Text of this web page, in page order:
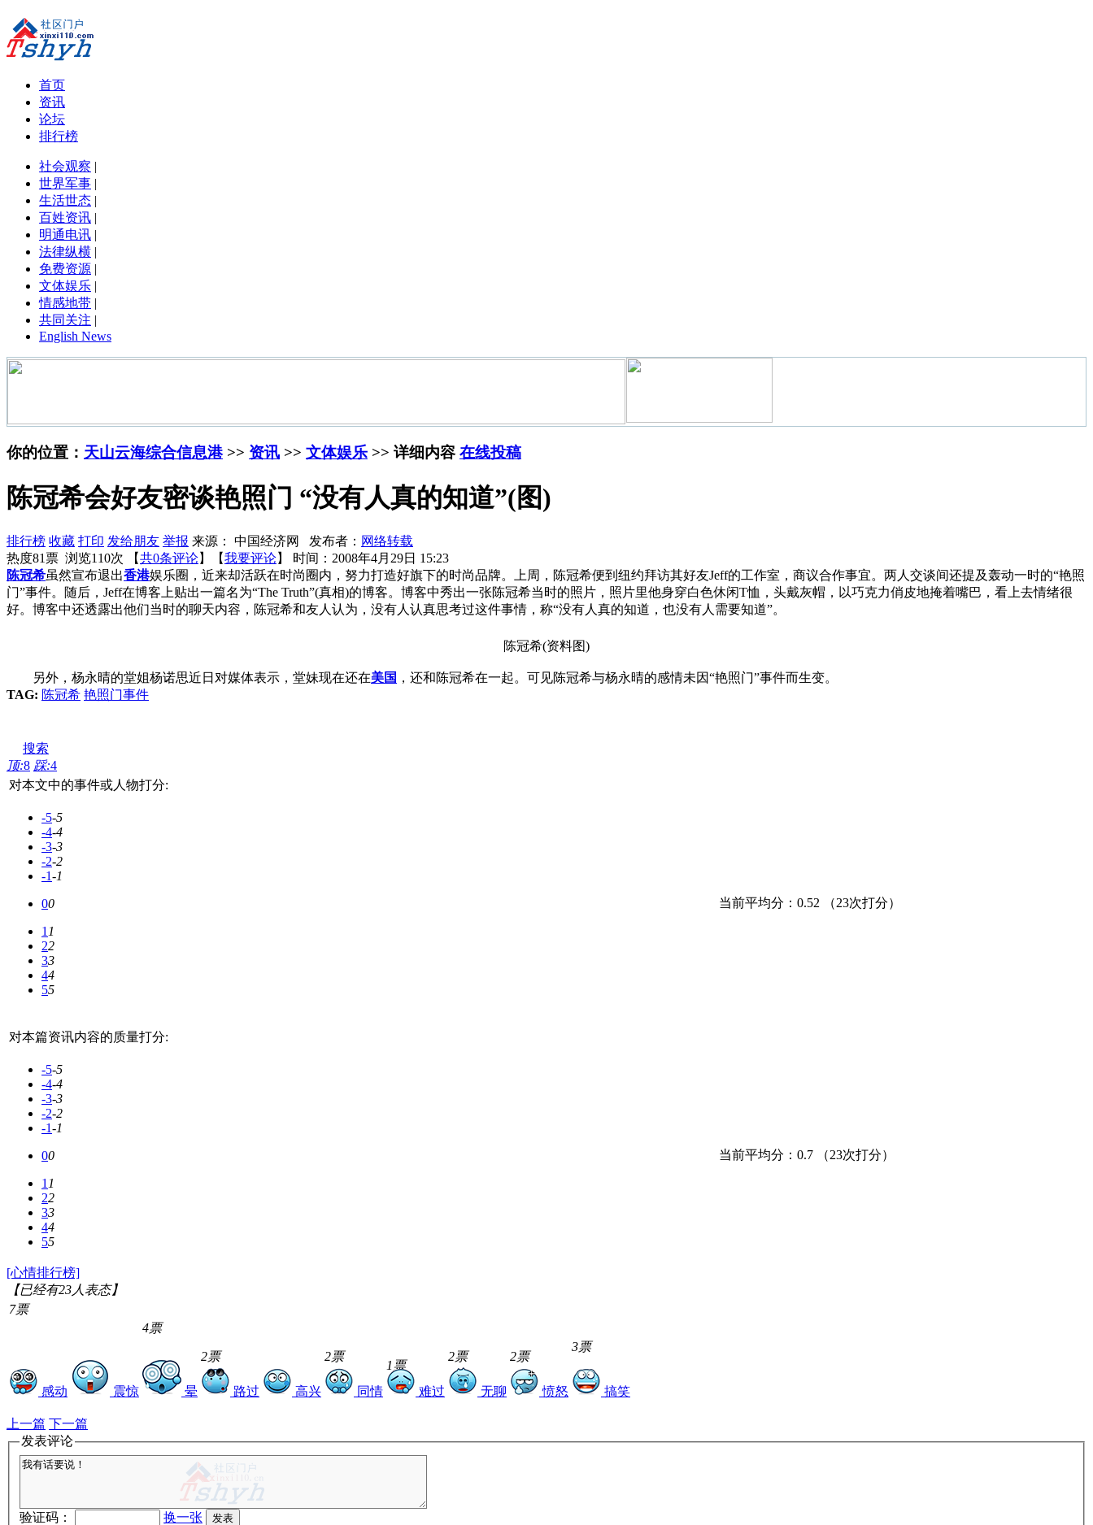
首页
资讯
论坛
排行榜
社会观察 |
世界军事 |
生活世态 |
百姓资讯 |
明通电讯 |
法律纵横 |
免费资源 |
文体娱乐 |
情感地带 |
共同关注 |
English News
你的位置： 天山云海综合信息港>> 资讯 >> 文体娱乐 >> 详细内容 在线投稿
陈冠希会好友密谈艳照门 “没有人真的知道”(图)
排行榜 收藏 打印 发给朋友 举报 来源： 中国经济网 发布者： 网络转载
热度81票 浏览110次 【共0条评论】【我要评论】 时间：2008年4月29日 15:23
陈冠希虽然宣布退出香港娱乐圈，近来却活跃在时尚圈内，努力打造好旗下的时尚品牌。上周，陈冠希便到纽约拜访其好友Jeff的工作室，商议合作事宜。两人交谈间还提及轰动一时的“艳照
门”事件。随后，Jeff在博客上贴出一篇名为“The Truth”(真相)的博客。博客中秀出一张陈冠希当时的照片，照片里他身穿白色休闲T恤，头戴灰帽，以巧克力俏皮地掩着嘴巴，看上去情绪很
好。博客中还透露出他们当时的聊天内容，陈冠希和友人认为，没有人认真思考过这件事情，称“没有人真的知道，也没有人需要知道”。
陈冠希(资料图)
另外，杨永晴的堂姐杨诺思近日对媒体表示，堂妹现在还在美国 ，还和陈冠希在一起。可见陈冠希与杨永晴的感情未因“艳照门”事件而生变。
TAG: 陈冠希 艳照门事件
搜索
顶:8 踩:4
对本文中的事件或人物打分:
-5-5
-4-4
-3-3
-2-2
-1-1
00
11
22
33
44
55
当前平均分： 0.52 （23次打分）
对本篇资讯内容的质量打分:
-5-5
-4-4
-3-3
-2-2
-1-1
00
11
22
33
44
55
当前平均分： 0.7 （23次打分）
[心情排行榜]
【已经有23人表态】
7票
感动 震惊
4票
晕
2票
路过 高兴
2票
同情
1票
难过
2票
无聊
2票
愤怒
3票
搞笑
上一篇 下一篇
发表评论
验证码： 换一张